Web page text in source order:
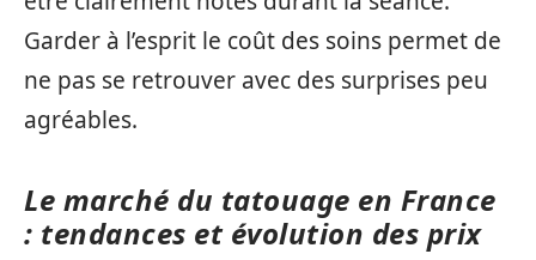
Garder à l’esprit le coût des soins permet de
ne pas se retrouver avec des surprises peu
agréables.
Le marché du tatouage en France
: tendances et évolution des prix